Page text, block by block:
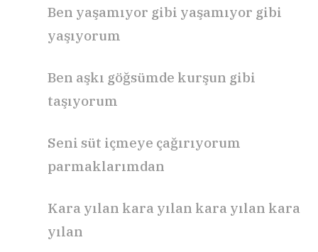
Ben yaşamıyor gibi yaşamıyor gibi
yaşıyorum
Ben aşkı göğsümde kurşun gibi
taşıyorum
Seni süt içmeye çağırıyorum
parmaklarımdan
Kara yılan kara yılan kara yılan kara
yılan